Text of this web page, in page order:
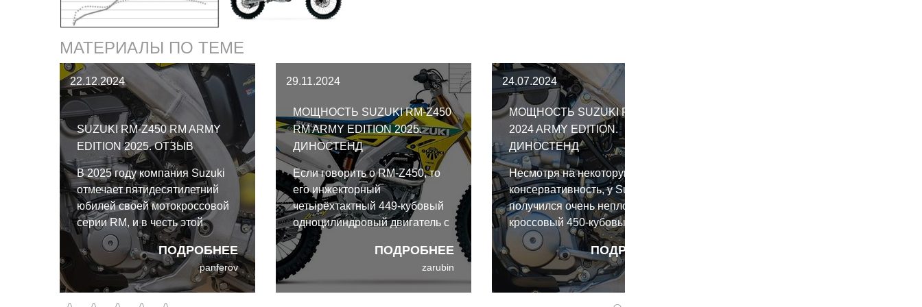
МАТЕРИАЛЫ ПО ТЕМЕ
22.12.2024
SUZUKI RM-Z450 RM ARMY
EDITION 2025. ОТЗЫВ
ПОДРОБНЕЕ
В 2025 году компания Suzuki
отмечает пятидесятилетний
юбилей своей мотокроссовой
серии RM, и в честь этой
знаменательной даты
испытания RM-Z250 и RM-
Z450 2025 года проходили в
весьма достойной компании.
panferov
29.11.2024
МОЩНОСТЬ SUZUKI RM-Z450
RM ARMY EDITION 2025.
ДИНОСТЕНД
ПОДРОБНЕЕ
Если говорить о RM-Z450, то
его инжекторный
четырёхтактный 449-кубовый
одноцилиндровый двигатель с
жидкостным охлаждением и
двумя верхними
распредвалами не менялся с
zarubin
24.07.2024
МОЩНОСТЬ SUZUKI RM-Z450
2024 ARMY EDITION.
ДИНОСТЕНД
ПОДРОБНЕЕ
Несмотря на некоторую
консервативность, у Suzuki
получился очень неплохой
кроссовый 450-кубовый
мотоцикл с хорошей
тяговитостью и покладистым
характером. Его тяга в
основном приходится на
средние обороты, так что с ним